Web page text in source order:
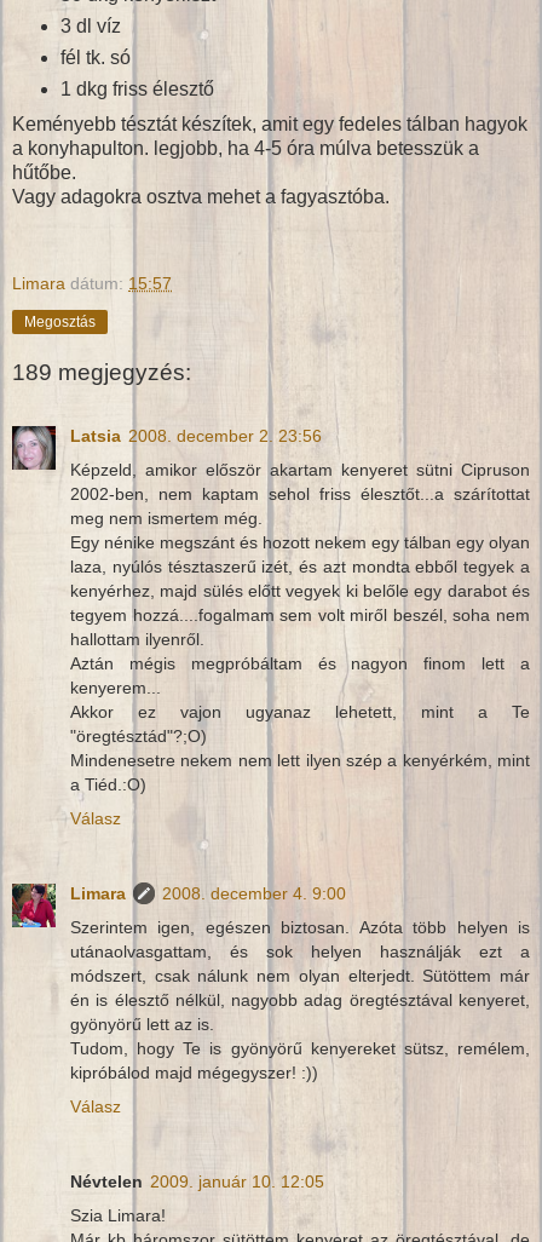
3 dl víz
fél tk. só
1 dkg friss élesztő
Keményebb tésztát készítek, amit egy fedeles tálban hagyok
a konyhapulton. legjobb, ha 4-5 óra múlva betesszük a
hűtőbe.
Vagy adagokra osztva mehet a fagyasztóba.
Limara dátum: 15:57
Megosztás
189 megjegyzés:
Latsia 2008. december 2. 23:56
Képzeld, amikor először akartam kenyeret sütni Cipruson
2002-ben, nem kaptam sehol friss élesztőt...a szárítottat
meg nem ismertem még.
Egy nénike megszánt és hozott nekem egy tálban egy olyan
laza, nyúlós tésztaszerű izét, és azt mondta ebből tegyek a
kenyérhez, majd sülés előtt vegyek ki belőle egy darabot és
tegyem hozzá....fogalmam sem volt miről beszél, soha nem
hallottam ilyenről.
Aztán mégis megpróbáltam és nagyon finom lett a
kenyerem...
Akkor ez vajon ugyanaz lehetett, mint a Te
"öregtésztád"?;O)
Mindenesetre nekem nem lett ilyen szép a kenyérkém, mint
a Tiéd.:O)
Válasz
Limara
2008. december 4. 9:00
Szerintem igen, egészen biztosan. Azóta több helyen is
utánaolvasgattam, és sok helyen használják ezt a
módszert, csak nálunk nem olyan elterjedt. Sütöttem már
én is élesztő nélkül, nagyobb adag öregtésztával kenyeret,
gyönyörű lett az is.
Tudom, hogy Te is gyönyörű kenyereket sütsz, remélem,
kipróbálod majd mégegyszer! :))
Válasz
Névtelen 2009. január 10. 12:05
Szia Limara!